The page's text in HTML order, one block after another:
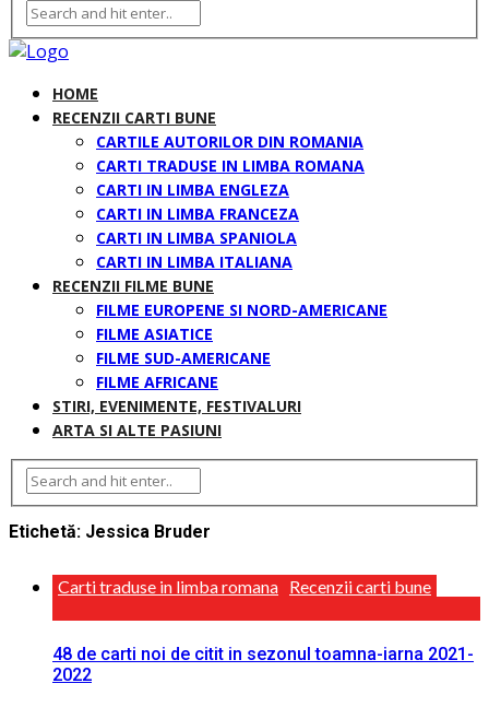
HOME
RECENZII CARTI BUNE
CARTILE AUTORILOR DIN ROMANIA
CARTI TRADUSE IN LIMBA ROMANA
CARTI IN LIMBA ENGLEZA
CARTI IN LIMBA FRANCEZA
CARTI IN LIMBA SPANIOLA
CARTI IN LIMBA ITALIANA
RECENZII FILME BUNE
FILME EUROPENE SI NORD-AMERICANE
FILME ASIATICE
FILME SUD-AMERICANE
FILME AFRICANE
STIRI, EVENIMENTE, FESTIVALURI
ARTA SI ALTE PASIUNI
Etichetă: Jessica Bruder
Carti traduse in limba romana Recenzii carti bune
48 de carti noi de citit in sezonul toamna-iarna 2021-
2022